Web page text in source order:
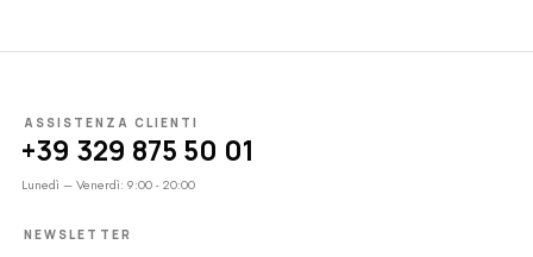
ASSISTENZA CLIENTI
+39 329 875 50 01
Lunedì – Venerdì: 9:00 - 20:00
NEWSLETTER